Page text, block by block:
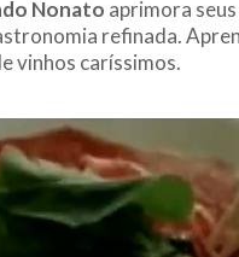
Nonato aprimora
refinada.
vinhos caríssimos.